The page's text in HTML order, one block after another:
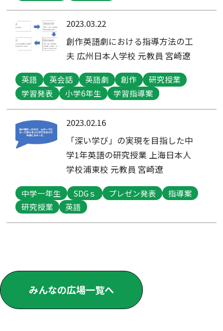
2023.03.22
創作英語劇における指導方法の工
夫 広州日本人学校 元教員 宮崎遼
英語 英会話 英語劇 創作
研究授業
学習発表
小学6年生 学習指導案
2023.02.16
「深い学び」の実現を目指した中
学1年英語の研究授業 上海日本人
学校浦東校 元教員 宮崎遼
中学一年生 SDGｓ プレゼン発表
指導案
研究授業
英語
みんなの広場一覧へ